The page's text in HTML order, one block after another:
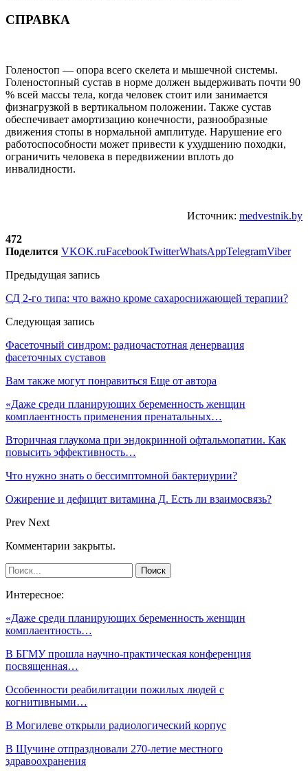
СПРАВКА
Голеностоп — опора всего скелета и мышечной системы.
Голеностопный сустав в норме должен выдерживать почти 90
% всей массы тела, когда человек стоит или занимается
физнагрузкой в вертикальном положении. Также сустав
обеспечивает амортизацию конечности, разнообразные
движения стопы в нормальной амплитуде. Нарушение его
работоспособности может привести к ухудшению походки,
ограничить человека в передвижении вплоть до
инвалидности.
Источник: medvestnik.by
472
Поделится VKOK.ruFacebookTwitterWhatsAppTelegramViber
Предыдущая запись
СД 2-го типа: что важно кроме сахароснижающей терапии?
Следующая запись
Фасеточный синдром: радиочастотная денервация
фасеточных суставов
Вам также могут понравиться Еще от автора
«Даже среди планирующих беременность женщин
комплаентность применения пренатальных…
Вторичная глаукома при эндокринной офтальмопатии. Как
повысить эффективность…
Что нужно знать о бессимптомной бактериурии?
Ожирение и дефицит витамина Д. Есть ли взаимосвязь?
Prev Next
Комментарии закрыты.
Интересное:
«Даже среди планирующих беременность женщин
комплаентность…
В БГМУ прошла научно-практическая конференция
посвященная…
Особенности реабилитации пожилых людей с
когнитивными…
В Могилеве открыли радиологический корпус
В Щучине отпраздновали 270-летие местного
здравоохранения